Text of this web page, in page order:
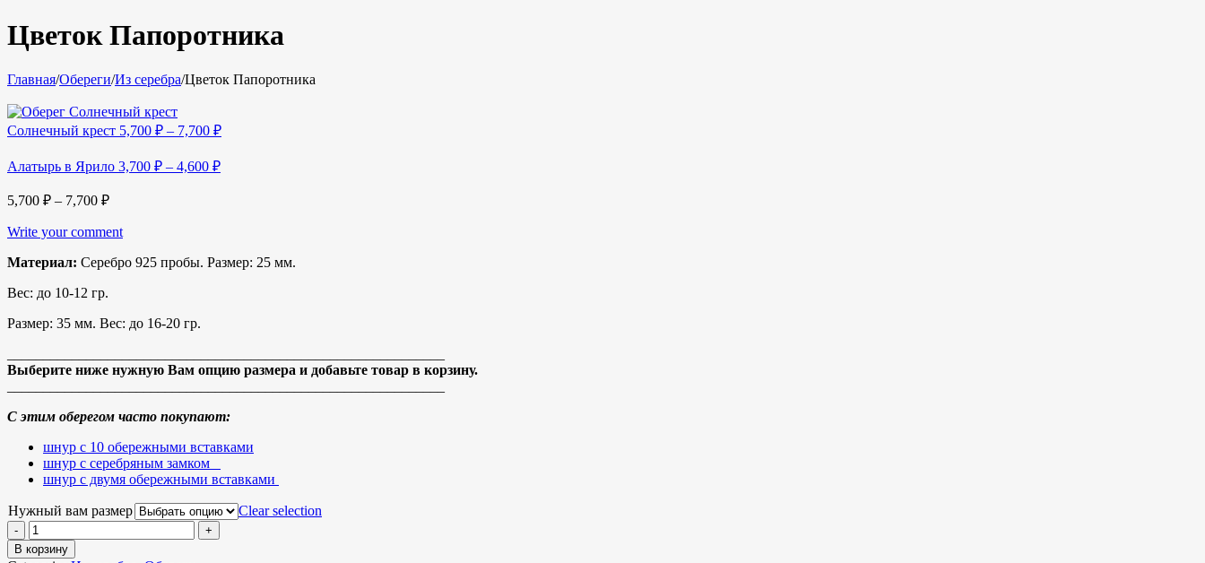
Цветок Папоротника
Главная/Обереги/Из серебра/Цветок Папоротника
Солнечный крест 5,700 ₽ – 7,700 ₽
Алатырь в Ярило 3,700 ₽ – 4,600 ₽
5,700 ₽ – 7,700 ₽
Write your comment
Материал: Серебро 925 пробы. Размер: 25 мм.
Вес: до 10-12 гр.
Размер: 35 мм. Вес: до 16-20 гр.
Выберите ниже нужную Вам опцию размера и добавьте товар в корзину.
С этим оберегом часто покупают:
шнур с 10 обережными вставками
шнур с серебряным замком
шнур с двумя обережными вставками
Нужный вам размер Clear selection
В корзину